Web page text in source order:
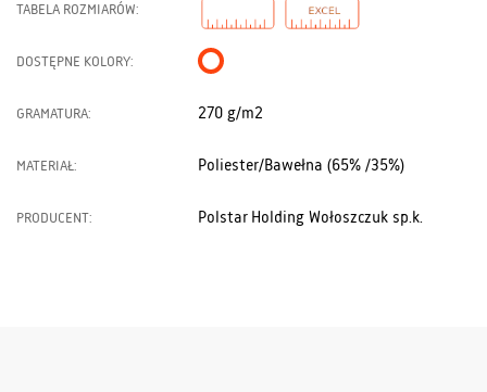
TABELA ROZMIARÓW:
DOSTĘPNE KOLORY:
GRAMATURA: 270 g/m2
MATERIAŁ: Poliester/Bawełna (65% /35%)
PRODUCENT: Polstar Holding Wołoszczuk sp.k.